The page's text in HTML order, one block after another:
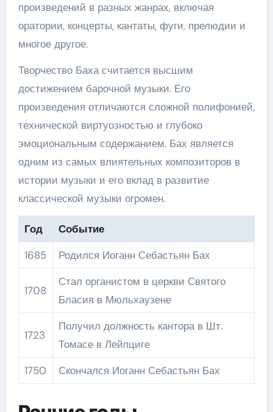
произведений в разных жанрах, включая
оратории, концерты, кантаты, фуги, прелюдии и
многое другое.
Творчество Баха считается высшим
достижением барочной музыки. Его
произведения отличаются сложной полифонией,
технической виртуозностью и глубоко
эмоциональным содержанием. Бах является
одним из самых влиятельных композиторов в
истории музыки и его вклад в развитие
классической музыки огромен.
Год
Событие
1685
Родился Иоганн Себастьян Бах
1708
Стал органистом в церкви Святого
Бласия в Мюльхаузене
1723
Получил должность кантора в Шт.
Томасе в Лейпциге
1750
Скончался Иоганн Себастьян Бах